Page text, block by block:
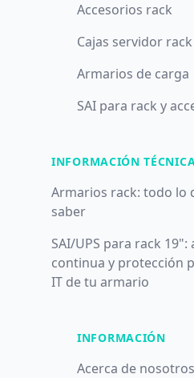
Accesorios rack
Cajas servidor rack
Armarios de carga
SAI para rack y
INFORMACIÓN
Armarios rack: todo lo
saber
SAI/UPS para rack
continua y protección
IT de tu armario
INFORMACIÓN
Acerca de nosotros